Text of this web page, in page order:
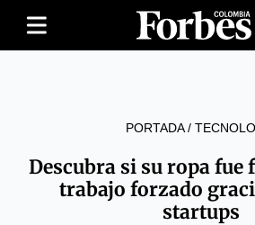
PORTADA/
Descubra si su ropa fue
trabajo forzado
startups